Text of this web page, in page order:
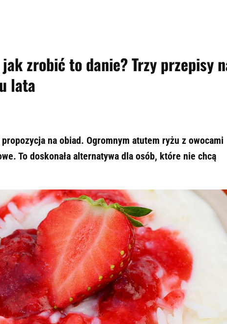
zrobić to danie? Trzy przepisy
lata
na obiad. Ogromnym atutem ryżu z owocami
To doskonała alternatywa dla osób, które nie chcą